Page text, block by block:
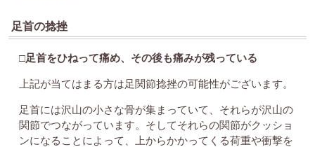
足首の捻挫
□足首をひねって痛め、その後も痛みが残っている
上記が当てはまる方は足関節捻挫の可能性がございます。
足首には沢山の小さな骨が集まっていて、それらが沢山の
関節でつながっています。そしてそれらの関節がクッショ
ンになることによって、上からかかってくる荷重や衝撃を